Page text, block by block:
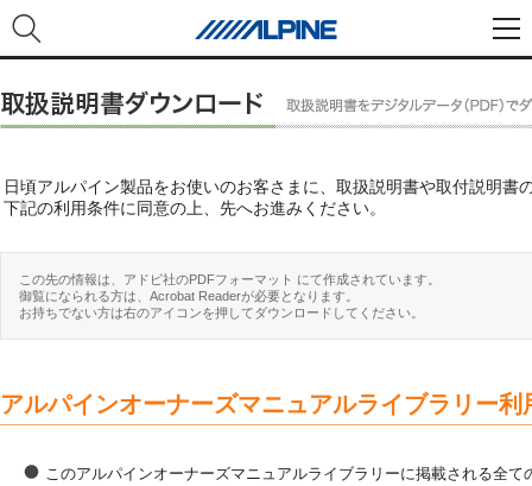
日頃アルパイン製品をお使いのお客さまに、取扱説明書や取付説明書
下記の利用条件に同意の上、先へお進みください。
この先の情報は、アドビ社のPDFフォーマット にて作成されています。
御覧になられる方は、Acrobat Readerが必要となります。
お持ちでない方は右のアイコンを押してダウンロードしてください。
アルパインオーナーズマニュアルライブラリー利
このアルパインオーナーズマニュアルライブラリーに掲載される全